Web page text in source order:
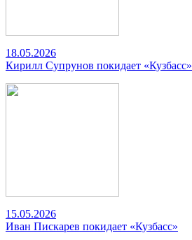
18.05.2026
Кирилл Супрунов покидает «Кузбасс»
15.05.2026
Иван Пискарев покидает «Кузбасс»